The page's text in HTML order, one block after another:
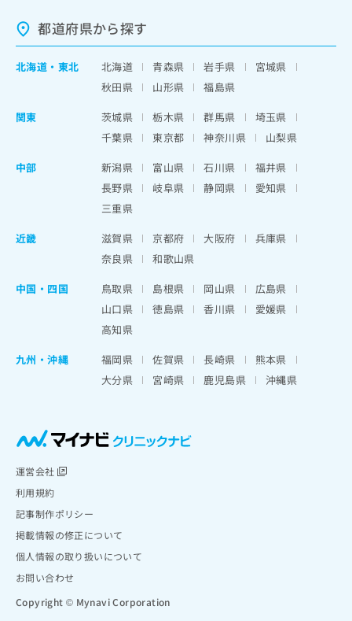
都道府県から探す
北海道 ・ 東北 北海道 青森県 岩手県
宮城県
秋田県
山形県
福島県
関東
茨城県 栃木県 群馬県
埼玉県
千葉県
東京都 神奈川県
山梨県
中部
新潟県 富山県 石川県
福井県
長野県
岐阜県 静岡県
愛知県
三重県
近畿
滋賀県 京都府 大阪府
兵庫県
奈良県
和歌山県
中国・四国
鳥取県 島根県 岡山県
広島県
山口県
徳島県 香川県
愛媛県
高知県
九州・沖縄
福岡県 佐賀県 長崎県
熊本県
大分県
宮崎県 鹿児島県 沖縄県
運営会社
利用規約
記事制作ポリシー
掲載情報の修正について
個人情報の取り扱いについて
お問い合わせ
Copyright © Mynavi Corporation